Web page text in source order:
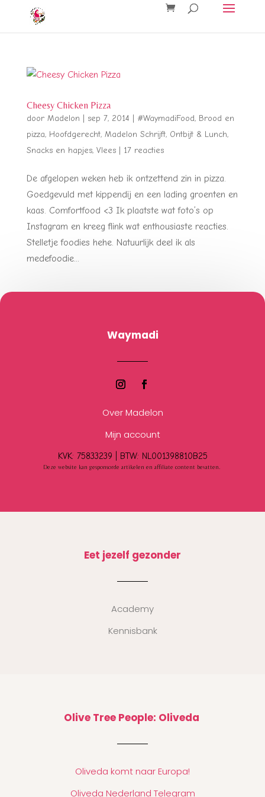
Cheesy Chicken Pizza
door Madelon sep 7, 2014 #WaymadiFood, Brood en
pizza, Hoofdgerecht, Madelon Schrijft, Ontbijt & Lunch,
Snacks en hapjes, Vlees| 17 reacties
De afgelopen weken heb ik ontzettend zin in pizza.
Goedgevuld met kippendij en een lading groenten en
kaas. Comfortfood <3 Ik plaatste wat foto’s op
Instagram en kreeg flink wat enthousiaste reacties.
Stelletje foodies hehe. Natuurlijk deel ik als
medefoodie...
Waymadi
Over Madelon
Mijn account
KVK: 75833239 | BTW: NL001398810B25
Deze website kan gesponsorde artikelen en affiliate content bevatten.
Eet jezelf gezonder
Academy
Kennisbank
Olive Tree People: Oliveda
Oliveda komt naar Europa!
Oliveda Nederland Telegram